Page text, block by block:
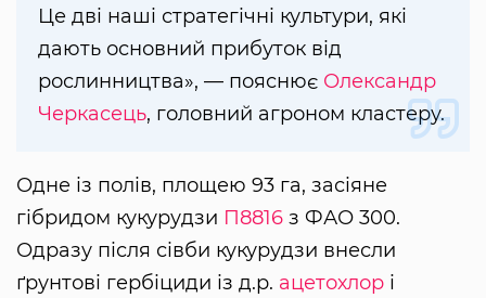
Це дві наші стратегічні культури, які
дають основний прибуток від
рослинництва», — пояснює Олександр
Черкасець, головний агроном кластеру.
Одне із полів, площею 93 га, засіяне
гібридом кукурудзи П8816 з ФАО 300.
Одразу після сівби кукурудзи внесли
ґрунтові гербіциди із д.р. ацетохлор і